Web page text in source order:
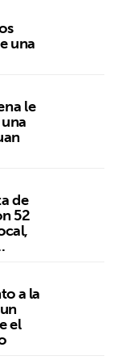
una
le
de
52
a la
el